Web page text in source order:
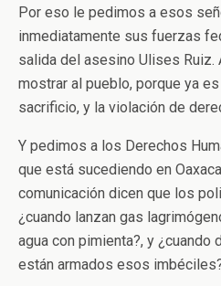
Por eso le pedimos a esos
inmediatamente sus fuerzas
salida del asesino Ulises Ruiz.
mostrar al pueblo, porque ya
sacrificio, y la violación de
Y pedimos a los Derechos
que está sucediendo en
comunicación dicen que los
¿cuando lanzan gas
agua con pimienta?, y ¿cuando
están armados esos